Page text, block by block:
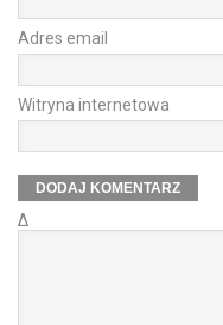
Adres email
Witryna internetowa
Δ